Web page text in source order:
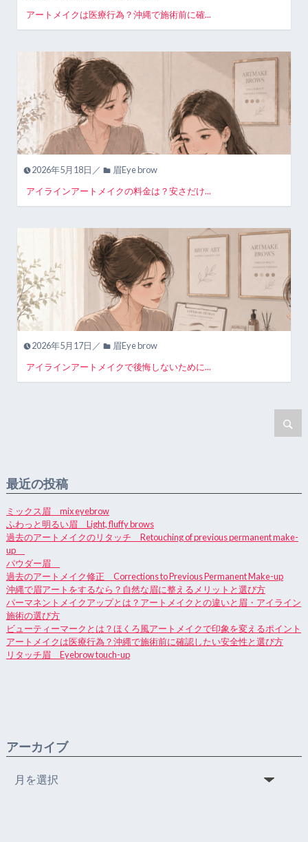
アートメイクは医療行為？沖縄で施術前に確...
2026年5月18日／
眉Eye brow
アイラインアートメイクの料金は？安さだけ...
2026年5月17日／
眉Eye brow
アイラインアートメイクで後悔しないために...
最近の投稿
ミックス眉 mix eyebrow
ふわっと明るい眉 Light, fluffy brows
過去のアートメイクのリタッチ Retouching of previous permanent make-
up
パウダー眉
過去のアートメイク修正 Corrections to Previous Permanent Make-up
沖縄で眉アートをするなら？自然な眉に整えるメリットと選び方
パーマネントメイクアップとは？アートメイクとの違いと眉・アイライン
施術の選び方
ビューティーマークとは？ほくろ風アートメイクで印象を変えるポイント
アートメイクは医療行為？沖縄で施術前に確認したい安全性と選び方
リタッチ眉 Eyebrow touch-up
アーカイブ